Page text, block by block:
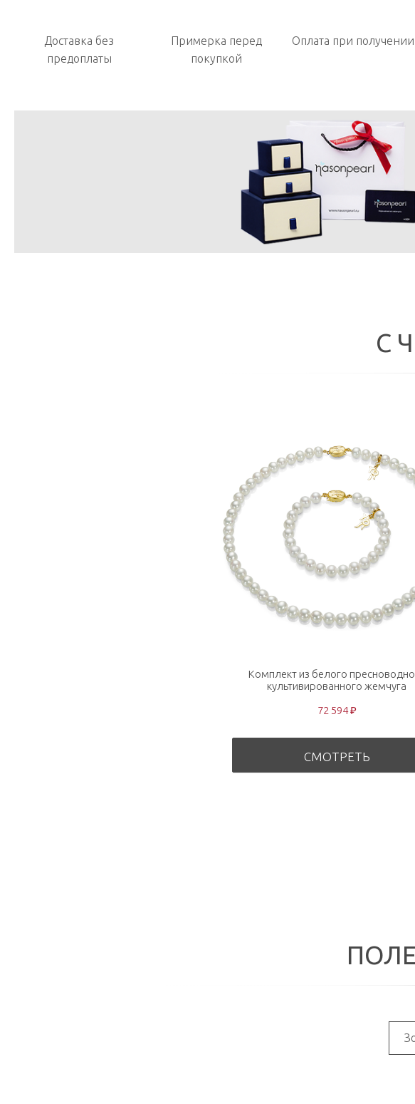
Доставка без
предоплаты
Примерка перед
покупкой
Оплата при получении
С
Комплект из белого
культивированного жемчуга
72 594 ₽
СМОТРЕТЬ